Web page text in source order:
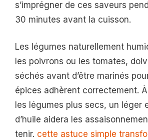
s’imprégner de ces saveurs
30 minutes avant la cuisson.
Les légumes naturellement
les poivrons ou les tomates,
séchés avant d’être marinés
épices adhèrent correctement.
les légumes plus secs, un léger
d’huile aidera les
tenir. cette astuce simple